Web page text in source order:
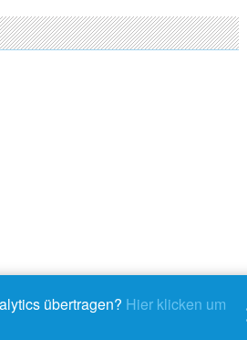
übertragen? Hier klicken um